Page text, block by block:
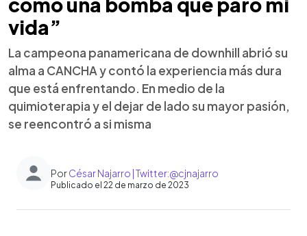
vida”
La campeona panamericana de downhill abrió su
alma a CANCHA y contó la experiencia más dura
que está enfrentando. En medio de la
quimioterapia y el dejar de lado su mayor pasión,
se reencontró a si misma
PorCésar Najarro | Twitter:@cjnajarro
Publicado el 22 de marzo de 2023